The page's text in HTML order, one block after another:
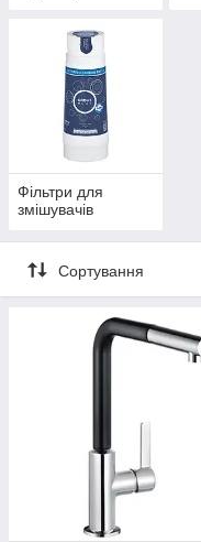
Фільтри для
змішувачів
Сортування